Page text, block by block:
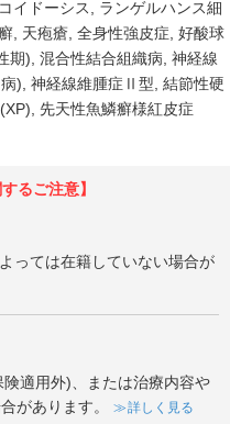
イドーシス
ランゲルハンス細
天疱瘡 全身性強皮症 好酸球
期) 混合性結合組織病 神経線
) 神経線維腫症Ⅱ型 結節性硬
先天性魚鱗癬様紅皮症
るご注意】
っては在籍していない場合が
険適用外)、または治療内容や
があります。
詳しく見る